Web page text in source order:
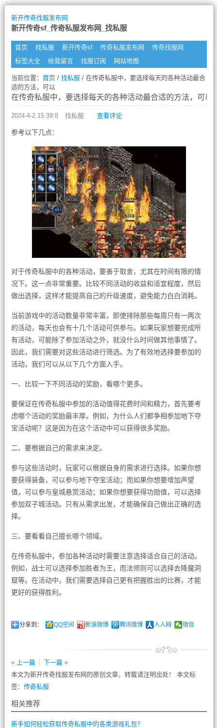
新开传奇找服发布网
新开传奇sf_传奇私服发布网_找私服
首页 找私服 新开传奇sf 传奇私服发布网
传奇找服网
标签大全
给我留言 找服订阅 网站地图
当前位置： 首页/ 找私服 / 在传奇私服中，要选择每天的各种活动最合
适的方法，可以
在传奇私服中，要选择每天的各种活动最合适的方法，可以
2024-4-2 15:39:8 找私服 查看评论
参考以下几点：
对于传奇私服中的各种活动，要善于取舍，尤其在时间有限的情
况下。这一点非常重要。比较不同活动的收益和适宜程度，然后
做出选择，这样才能提高自己的升级速度，避免能力白白消耗。
当前游戏中的活动数量非常丰富，即使排除那些每周只有一两次
的活动，每天也会有十几个活动可供参与。如果玩家想要完成所
有活动，可能除了参加活动之外，就没什么时间做其他事情了。
因此，我们需要对这些活动进行筛选。为了有效地选择要参加的
活动，我们可以从以下几个方面入手。
一、比较一下不同活动的奖励，看哪个更多。
要保证在传奇私服中参加的活动值得花费时间和精力，首先要考
虑哪个活动的奖励最丰厚。例如，为什么人们都争相参加地下夺
宝活动呢？这是因为在这个活动中可以获得很多奖励。
二、要根据自己的需求来决定。
参与这些活动时，玩家可以根据自身的需求进行选择。如果你想
要获得装备，可以参与地下夺宝活动；而如果你想要增加声望
值，可以参与皇城悬赏活动；如果你想要获得功勋值，可以选择
参加双子城活动。只有从需求出发，才能确保自己做出正确的选
择。
三、要看看自己擅长哪个领域。
在传奇私服中，参加各种活动时需要注意选择适合自己的活动。
例如，战士可以选择参加胜者为王，而法师则可以选择去降魔洞
窟等。在活动中，我们需要选择自己更有把握胜出的比赛，才能
更好的获得胜利。
分享到： QQ空间 新浪微博 腾讯微博 人人网 微信
« 上一篇
下一篇 »
本文为新开传奇找服发布网的原创文章，转载请注明出处！ 本文标
签： 传奇私服
相关推荐
新手如何轻松获取传奇私服中的各类游戏礼包？